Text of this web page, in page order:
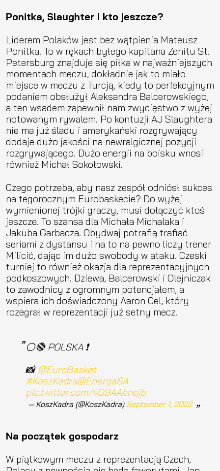
Ponitka, Slaughter i kto jeszcze?
Liderem Polaków jest bez wątpienia Mateusz
Ponitka. To w rękach byłego kapitana Zenitu St.
Petersburg znajduje się piłka w najważniejszych
momentach meczu, dokładnie jak to miało
miejsce w meczu z Turcją, kiedy to perfekcyjnym
podaniem obsłużył Aleksandra Balcerowskiego,
a ten wsadem zapewnił nam zwycięstwo z wyżej
notowanym rywalem. Po kontuzji AJ Slaughtera
nie ma już śladu i amerykański rozgrywający
dodaje dużo jakości na newralgicznej pozycji
rozgrywającego. Dużo energii na boisku wnosi
również Michał Sokołowski.
Czego potrzeba, aby nasz zespół odniósł sukces
na tegorocznym Eurobaskecie? Do wyżej
wymienionej trójki graczy, musi dołączyć ktoś
jeszcze. To szansa dla Michała Michalaka i
Jakuba Garbacza. Obydwaj potrafią trafiać
seriami z dystansu i na to na pewno liczy trener
Milicić, dając im dużo swobody w ataku. Czeski
turniej to również okazja dla reprezentacyjnych
podkoszowych. Dziewa, Balcerowski i Olejniczak
to zawodnicy z ogromnym potencjałem, a
wspiera ich doświadczony Aaron Cel, który
rozegrał w reprezentacji już setny mecz.
⚪️🔴 POLSKA ❗️
📸@EuroBasket
#KoszKadra@EnergaSA
pic.twitter.com/vQ9AAbnojb
— KoszKadra (@KoszKadra) September 1, 2022
Na początek gospodarz
W piątkowym meczu z reprezentacją Czech,